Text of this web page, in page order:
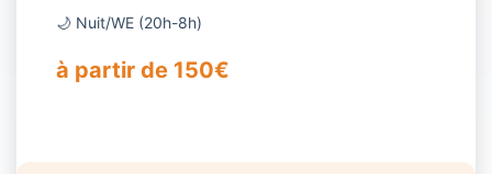
🌙 Nuit/WE (20h-8h)
à partir de 150€